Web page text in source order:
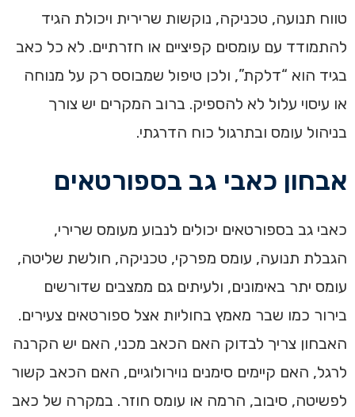
טווח תנועה, טכניקה, נוקשות שרירית ויכולת הגיד
להתמודד עם עומסים קפיציים או חזרתיים. לא כל כאב
בגיד הוא “דלקת”, ולכן טיפול שמבוסס רק על מנוחה
או עיסוי עלול לא להספיק. ברוב המקרים יש צורך
בניהול עומס ובתרגול כוח הדרגתי.
אבחון כאבי גב בספורטאים
כאבי גב בספורטאים יכולים לנבוע מעומס שרירי,
הגבלת תנועה, עומס מפרקי, טכניקה, חולשת שליטה,
עומס יתר באימונים, ולעיתים גם ממצבים שדורשים
בירור כמו שבר מאמץ בחוליות אצל ספורטאים צעירים.
האבחון צריך לבדוק האם הכאב מכני, האם יש הקרנה
לרגל, האם קיימים סימנים נוירולוגיים, האם הכאב קשור
לפשיטה, סיבוב, הרמה או עומס חוזר. במקרה של כאב